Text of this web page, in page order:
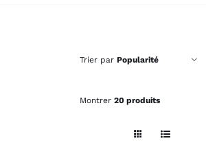
VOTRE BESOIN
Trier par Popularité
Montrer 20 produits